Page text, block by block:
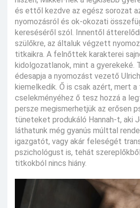
és ettől kezdve az egész sorozat
nyomozásról és ok-okozati
kereséséről szól. Innentől
szülőkre, az általuk végzett
titkaikra. A felnőttek karakterei
kidolgozatlanok, mint a gyerekeké.
édesapja a nyomozást vezető
kiemelkedik. Ő is csak azért, mert
cselekményéhez ő tesz hozzá a
persze megismerhetjük az erősen
tüneteket produkáló Hannah-t, aki
láthatunk még gyanús múlttal
igazgatót, vagy akár feleségét
pszichológust is, tehát
titkokból nincs hiány.